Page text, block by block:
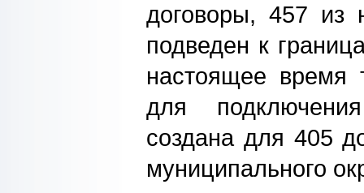
договоры, 457 из
подведен к
настоящее время
для
создана для 405
муниципального